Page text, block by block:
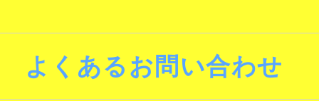
よくあるお問い合わせ